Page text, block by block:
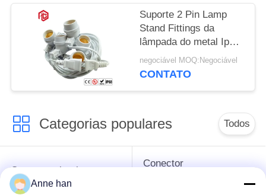
Suporte 2 Pin Lamp
Stand Fittings da
lâmpada do metal Ip67
Ip68 300v E27
negociável MOQ:Negociável
CONTATO
Categorias populares Todos
Conector circular
impermeável
Conector
Anne han